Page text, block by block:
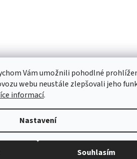
Vám umožnili pohodlné
webu neustále zlepšovali jeho
informací.
Nastavení
Souhlasím